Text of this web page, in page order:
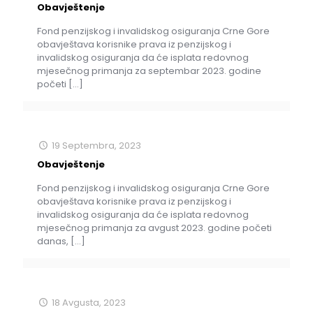
Obavještenje
Fond penzijskog i invalidskog osiguranja Crne Gore
obavještava korisnike prava iz penzijskog i
invalidskog osiguranja da će isplata redovnog
mjesečnog primanja za septembar 2023. godine
početi […]
19 Septembra, 2023
Obavještenje
Fond penzijskog i invalidskog osiguranja Crne Gore
obavještava korisnike prava iz penzijskog i
invalidskog osiguranja da će isplata redovnog
mjesečnog primanja za avgust 2023. godine početi
danas, […]
18 Avgusta, 2023